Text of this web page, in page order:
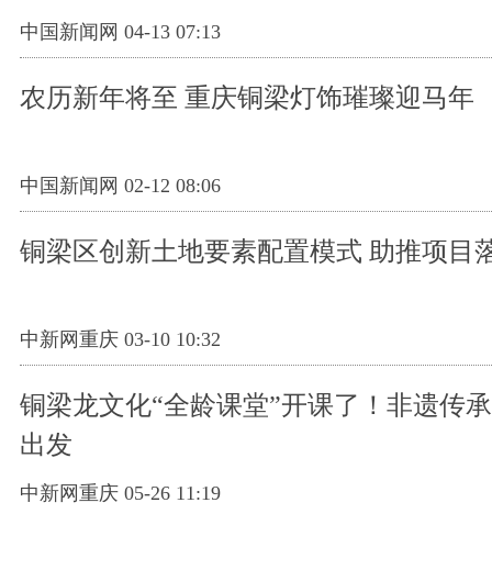
中国新闻网 04-13 07:13
农历新年将至 重庆铜梁灯饰璀璨迎马年
中国新闻网 02-12 08:06
铜梁区创新土地要素配置模式 助推项目
中新网重庆 03-10 10:32
铜梁龙文化“全龄课堂”开课了！非遗传
出发
中新网重庆 05-26 11:19